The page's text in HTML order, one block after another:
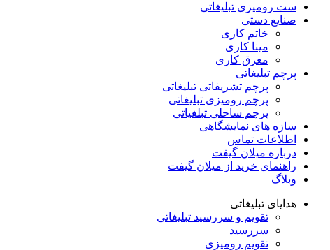
ست رومیزی تبلیغاتی
صنایع دستی
خاتم کاری
مینا کاری
معرق کاری
پرچم تبلیغاتی
پرچم تشریفاتی تبلیغاتی
پرچم رومیزی تبلیغاتی
پرچم ساحلی تبلغیاتی
سازه های نمایشگاهی
اطلاعات تماس
درباره میلان گیفت
راهنمای خرید از میلان گیفت
وبلاگ
هدایای تبلیغاتی
تقویم و سررسید تبلیغاتی
سررسید
تقویم رومیزی